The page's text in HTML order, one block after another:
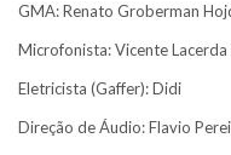
GMA: Renato Groberman
Microfonista: Vicente Lacerda
Eletricista (Gaffer): Didi
Direção de Áudio: Flavio